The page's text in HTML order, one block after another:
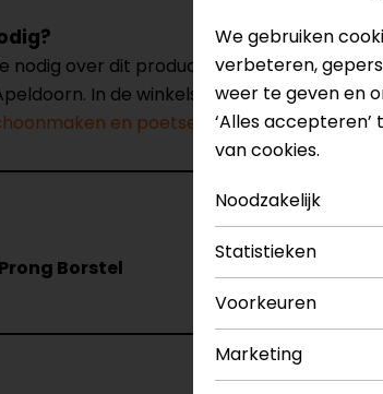
nodig over dit product? Neem dancontact
In de winkels kun je het product
en poetsen artikelen.
Borstel
We gebruiken
verbeteren,
weer te geven en
‘Alles
van cookies.
Noodzakelijk
Statistieken
Voorkeuren
Marketing